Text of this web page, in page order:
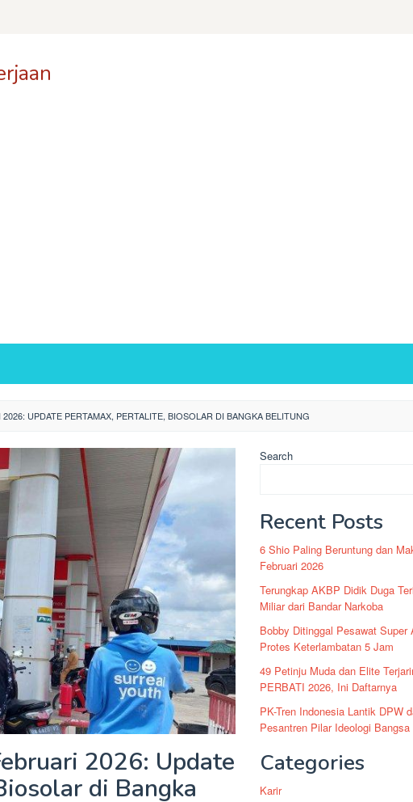
UPDATE PERTAMAX, PERTALITE, BIOSOLAR DI BANGKA BELITUNG
2026: Update
di Bangka
Search
Recent Posts
6 Shio Paling Beruntung dan
Februari 2026
Terungkap AKBP Didik Duga
Miliar dari Bandar Narkoba
Bobby Ditinggal Pesawat Super
Protes Keterlambatan 5 Jam
49 Petinju Muda dan Elite
PERBATI 2026, Ini Daftarnya
PK-Tren Indonesia Lantik DPW
Pesantren Pilar Ideologi Bangsa
Categories
Karir